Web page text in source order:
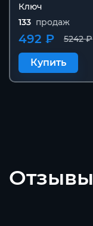
Ключ
133 продаж
5242 ₽
492 ₽
Купить